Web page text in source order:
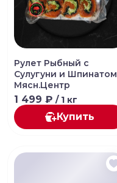
Рулет Рыбный с
Сулугуни и Шпинатом
Мясн.Центр
1 499 ₽ / 1 кг
Купить